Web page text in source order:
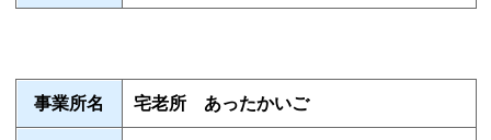
事業所名 宅老所 あったかいご